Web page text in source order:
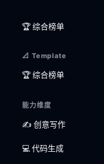
🏆 综合榜单
📐 Template
🏆 综合榜单
能力维度
✍️ 创意写作
💻 代码生成